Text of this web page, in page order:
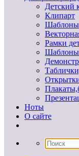
Детский
Клипарт
Шаблоны
Рамки
Шаблоны
Ноты
О сайте